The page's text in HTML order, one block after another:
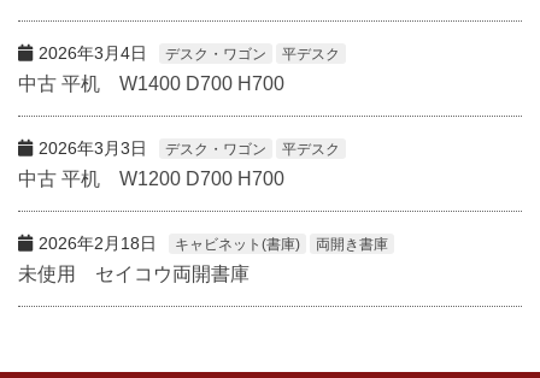
2026年3月4日 デスク・ワゴン 平デスク
中古 平机 W1400 D700 H700
2026年3月3日 デスク・ワゴン 平デスク
中古 平机 W1200 D700 H700
2026年2月18日 キャビネット(書庫) 両開き書庫
未使用 セイコウ両開書庫